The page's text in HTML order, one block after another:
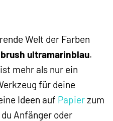
Welt der Farben
brush ultramarinblau.
mehr als nur ein
für deine
Ideen auf Papierzum
Anfänger oder